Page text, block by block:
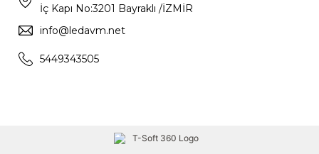
İç Kapı No:3201 Bayraklı /İZMİR
info@ledavm.net
5449343505